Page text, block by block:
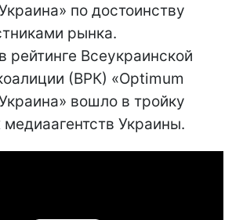
по достоинству
рынка.
рейтинге Всеукраинской
(ВРК) «Optimum
вошло в тройку
Украины.